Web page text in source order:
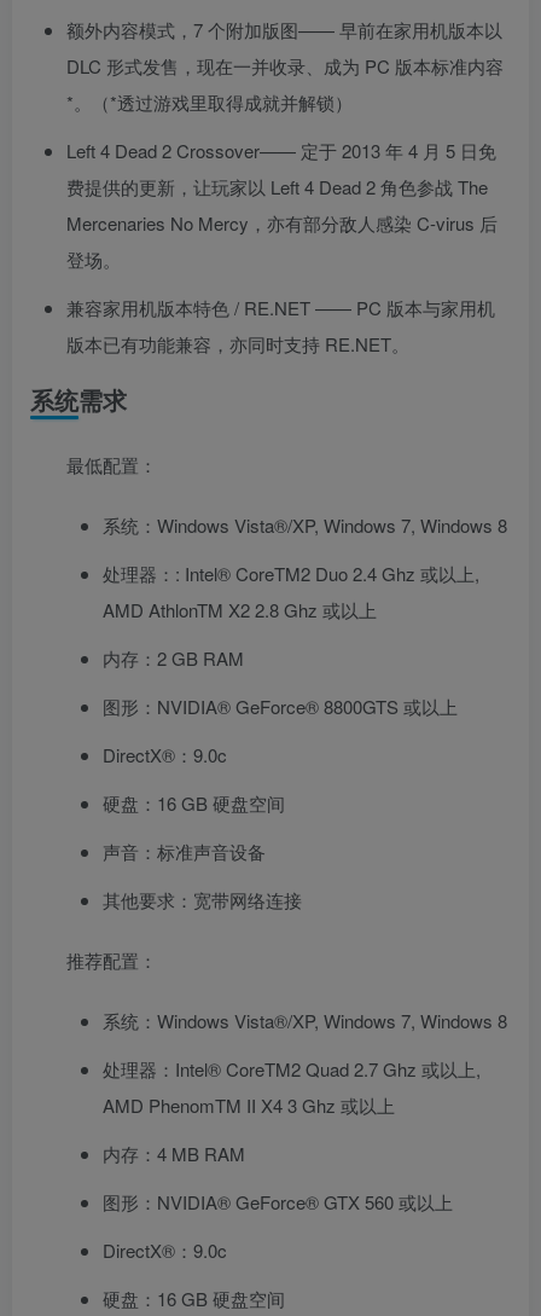
额外内容模式，7 个附加版图—— 早前在家用机版本以
DLC 形式发售，现在一并收录、成为 PC 版本标准内容
*。（*透过游戏里取得成就并解锁）
Left 4 Dead 2 Crossover—— 定于 2013 年 4 月 5 日免
费提供的更新，让玩家以 Left 4 Dead 2 角色参战 The
Mercenaries No Mercy，亦有部分敌人感染 C-virus 后
登场。
兼容家用机版本特色 / RE.NET —— PC 版本与家用机
版本已有功能兼容，亦同时支持 RE.NET。
系统需求
最低配置：
系统：Windows Vista®/XP, Windows 7, Windows 8
处理器：: Intel® CoreTM2 Duo 2.4 Ghz 或以上,
AMD AthlonTM X2 2.8 Ghz 或以上
内存：2 GB RAM
图形：NVIDIA® GeForce® 8800GTS 或以上
DirectX®：9.0c
硬盘：16 GB 硬盘空间
声音：标准声音设备
其他要求：宽带网络连接
推荐配置：
系统：Windows Vista®/XP, Windows 7, Windows 8
处理器：Intel® CoreTM2 Quad 2.7 Ghz 或以上,
AMD PhenomTM II X4 3 Ghz 或以上
内存：4 MB RAM
图形：NVIDIA® GeForce® GTX 560 或以上
DirectX®：9.0c
硬盘：16 GB 硬盘空间